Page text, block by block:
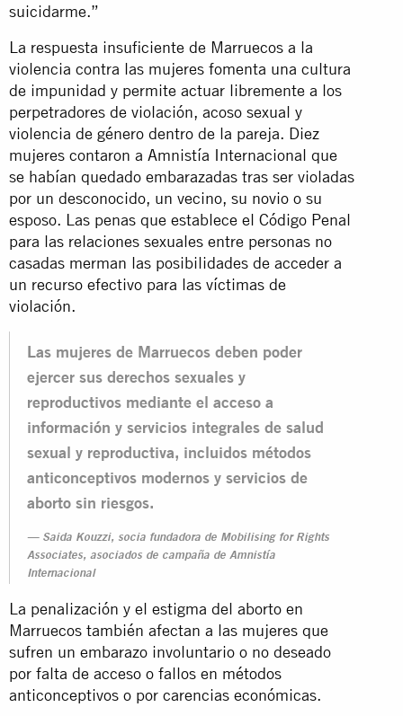
suicidarme.”
La respuesta insuficiente de Marruecos a la
violencia contra las mujeres fomenta una cultura
de impunidad y permite actuar libremente a los
perpetradores de violación, acoso sexual y
violencia de género dentro de la pareja. Diez
mujeres contaron a Amnistía Internacional que
se habían quedado embarazadas tras ser violadas
por un desconocido, un vecino, su novio o su
esposo. Las penas que establece el Código Penal
para las relaciones sexuales entre personas no
casadas merman las posibilidades de acceder a
un recurso efectivo para las víctimas de
violación.
Las mujeres de Marruecos deben poder
ejercer sus derechos sexuales y
reproductivos mediante el acceso a
información y servicios integrales de salud
sexual y reproductiva, incluidos métodos
anticonceptivos modernos y servicios de
aborto sin riesgos.
Saida Kouzzi, socia fundadora de Mobilising for Rights
Associates, asociados de campaña de Amnistía
Internacional
La penalización y el estigma del aborto en
Marruecos también afectan a las mujeres que
sufren un embarazo involuntario o no deseado
por falta de acceso o fallos en métodos
anticonceptivos o por carencias económicas.